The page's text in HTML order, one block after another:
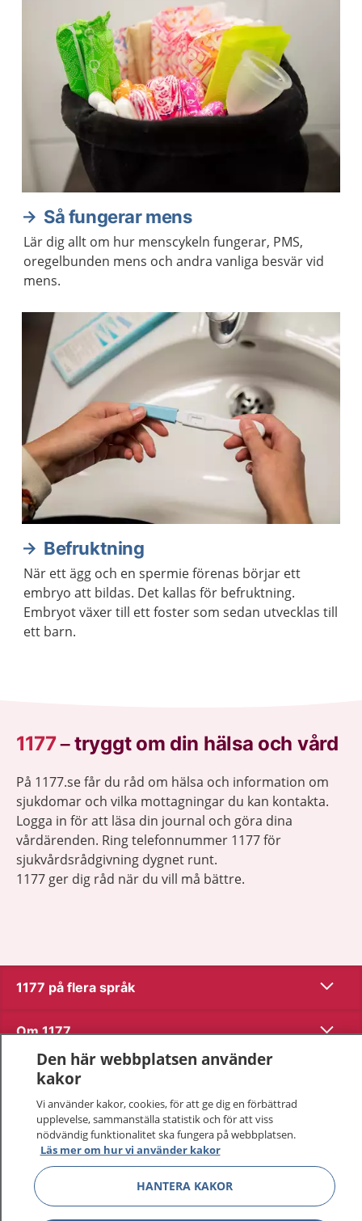
Så fungerar mens
Lär dig allt om hur menscykeln fungerar, PMS,
oregelbunden mens och andra vanliga besvär vid
mens.
Befruktning
När ett ägg och en spermie förenas börjar ett
embryo att bildas. Det kallas för befruktning.
Embryot växer till ett foster som sedan utvecklas till
ett barn.
1177–tryggt om din hälsa och vård
På 1177.se får du råd om hälsa och information om
sjukdomar och vilka mottagningar du kan kontakta.
Logga in för att läsa din journal och göra dina
vårdärenden. Ring telefonnummer 1177 för
sjukvårdsrådgivning dygnet runt.
1177 ger dig råd när du vill må bättre.
1177 på flera språk Visa
Om 1177 Visa
Kontakt
Behandling av personuppgifter
Hantering av kakor
Den här webbplatsen använder
kakor
Vi använder kakor, cookies, för att ge dig en förbättrad
upplevelse, sammanställa statistik och för att viss
nödvändig funktionalitet ska fungera på webbplatsen.
Läs mer om hur vi använder kakor
HANTERA KAKOR